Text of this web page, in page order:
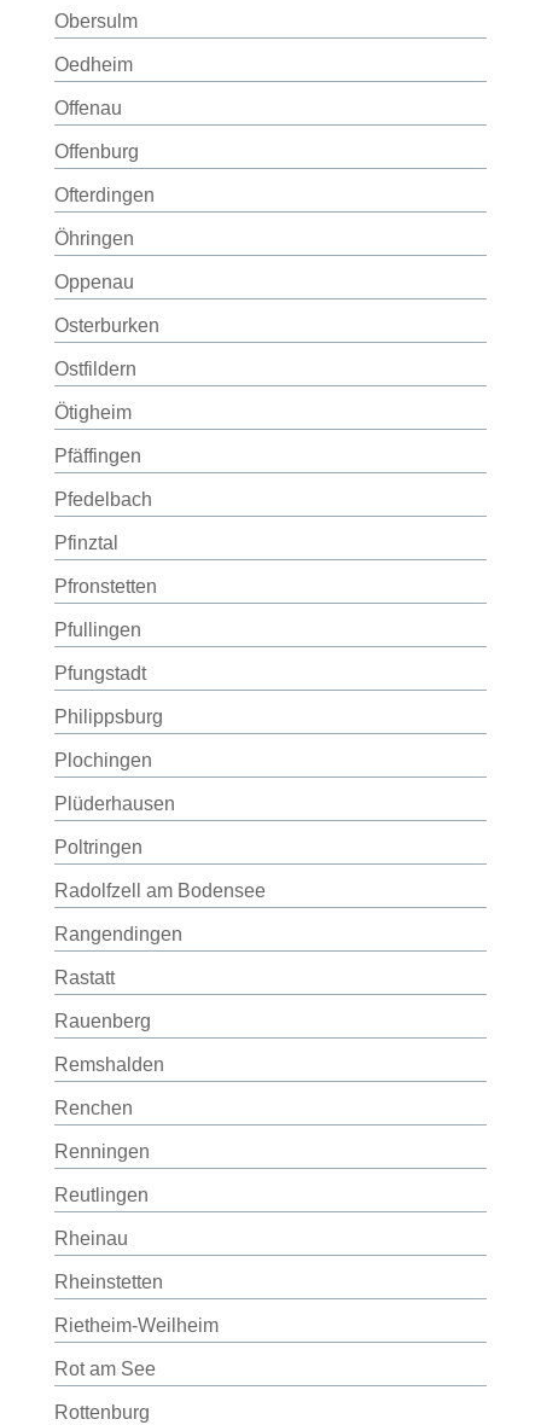
Obersulm
Oedheim
Offenau
Offenburg
Ofterdingen
Öhringen
Oppenau
Osterburken
Ostfildern
Ötigheim
Pfäffingen
Pfedelbach
Pfinztal
Pfronstetten
Pfullingen
Pfungstadt
Philippsburg
Plochingen
Plüderhausen
Poltringen
Radolfzell am Bodensee
Rangendingen
Rastatt
Rauenberg
Remshalden
Renchen
Renningen
Reutlingen
Rheinau
Rheinstetten
Rietheim-Weilheim
Rot am See
Rottenburg